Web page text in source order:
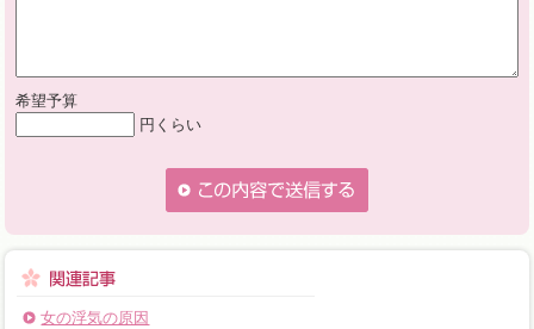
希望予算
円くらい
女の浮気の原因